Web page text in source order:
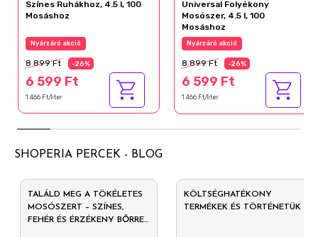
Színes Ruhákhoz, 4.5 l, 100
Mosáshoz
Nyárzáró akció
8 899 Ft -26%
6 599 Ft
1 466 Ft/liter
Universal Folyékony
Mosószer, 4.5 l, 100
Mosáshoz
Nyárzáró akció
8 899 Ft -26%
6 599 Ft
1 466 Ft/liter
SHOPERIA PERCEK - BLOG
TALÁLD MEG A TÖKÉLETES
MOSÓSZERT – SZÍNES,
FEHÉR ÉS ÉRZÉKENY BŐRRE
KÖLTSÉGHATÉKONY
TERMÉKEK ÉS TÖRTÉNETÜK